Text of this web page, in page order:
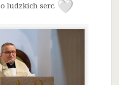
ludzkich serc.